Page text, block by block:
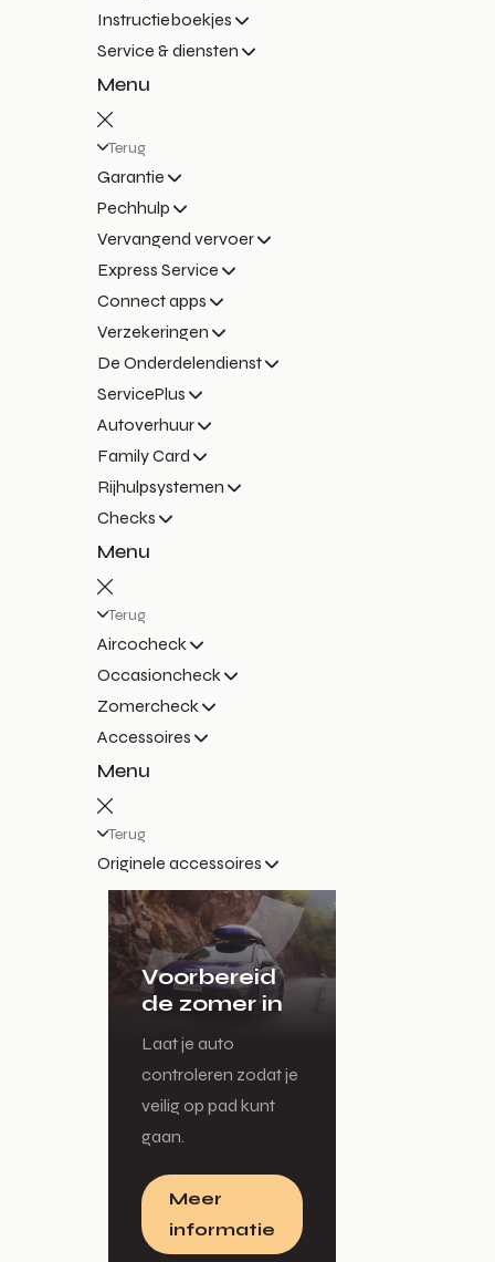
Instructieboekjes
Service & diensten
Menu
Terug
Garantie
Pechhulp
Vervangend vervoer
Express Service
Connect apps
Verzekeringen
De Onderdelendienst
ServicePlus
Autoverhuur
Family Card
Rijhulpsystemen
Checks
Menu
Terug
Aircocheck
Occasioncheck
Zomercheck
Accessoires
Menu
Terug
Originele accessoires
Voorbereid
de zomer in
Laat je auto
controleren zodat je
veilig op pad kunt
gaan.
Meer
informatie